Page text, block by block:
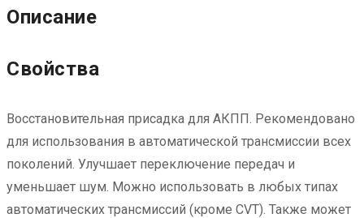
Описание
Свойства
Восстановительная присадка для АКПП. Рекомендовано
для использования в автоматической трансмиссии всех
поколений. Улучшает переключение передач и
уменьшает шум. Можно использовать в любых типах
автоматических трансмиссий (кроме CVT). Также может